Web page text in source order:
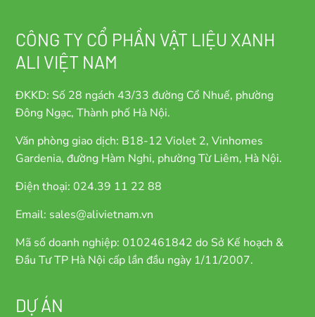
CÔNG TY CỔ PHẦN VẬT LIỆU XANH
ALI VIỆT NAM
ĐKKD: Số 28 ngách 43/33 đường Cổ Nhuế, phường
Đông Ngạc, Thành phố Hà Nội.
Văn phòng giao dịch: B18-12 Violet 2, Vinhomes
Gardenia, đường Hàm Nghi, phường Từ Liêm, Hà Nội.
Điện thoại: 024.39 11 22 88
Email: sales@alivietnam.vn
Mã số doanh nghiệp: 0102461842 do Sở Kế hoạch &
Đầu Tư TP Hà Nội cấp lần đầu ngày 1/11/2007.
DỰ ÁN